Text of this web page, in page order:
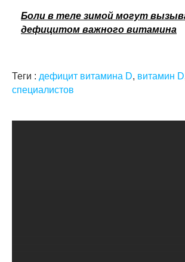
Боли в теле зимой могут
дефицитом важного витамина
Теги : дефицит витамина D, витамин D
специалистов